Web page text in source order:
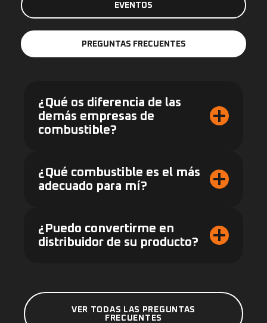
EVENTOS
PREGUNTAS FRECUENTES
¿Qué os diferencia de las
demás empresas de
combustible?
¿Qué combustible es el más
adecuado para mí?
¿Puedo convertirme en
distribuidor de su producto?
VER TODAS LAS PREGUNTAS
FRECUENTES